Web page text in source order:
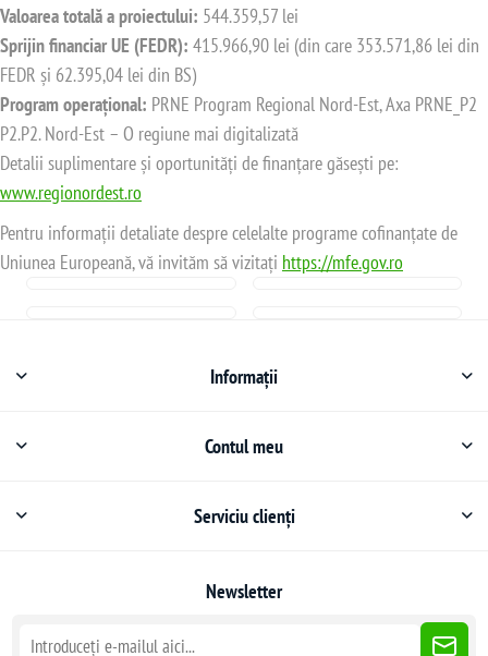
Valoarea totală a proiectului: 544.359,57 lei
Sprijin financiar UE (FEDR): 415.966,90 lei (din care 353.571,86 lei din
FEDR și 62.395,04 lei din BS)
Program operațional: PRNE Program Regional Nord-Est, Axa PRNE_P2
P2.P2. Nord-Est – O regiune mai digitalizată
Detalii suplimentare și oportunități de finanțare găsești pe:
www.regionordest.ro
Pentru informații detaliate despre celelalte programe cofinanțate de
Uniunea Europeană, vă invităm să vizitați https://mfe.gov.ro
Informații
Contul meu
Serviciu clienți
Newsletter